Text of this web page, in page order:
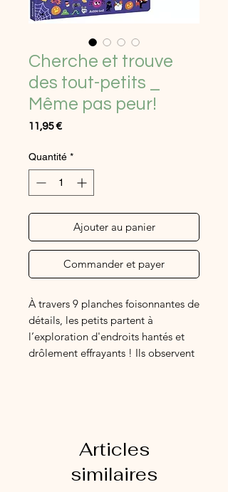
Cherche et trouve
des tout-petits _
Même pas peur!
11,95 €Prix
Quantité *
Ajouter au panier
Commander et payer
À travers 9 planches foisonnantes de
détails, les petits partent à
l’exploration d'endroits hantés et
drôlement effrayants ! Ils observent
encore des sorcières malicieuses...
Du vernis phosphorescent permet
de retrouver des éléments cachés
Articles
similaires